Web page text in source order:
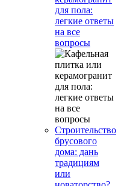
для пола:
легкие ответы
на все
вопросы
Строительство
брусового
дома: дань
традициям
или